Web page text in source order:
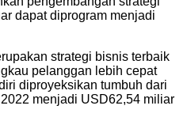
dapat diprogram menjadi
strategi bisnis terbaik
pelanggan lebih cepat
diproyeksikan tumbuh dari
menjadi USD62,54 miliar